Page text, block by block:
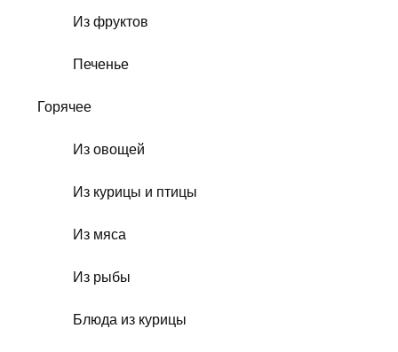
Из фруктов
Печенье
Горячее
Из овощей
Из курицы и птицы
Из мяса
Из рыбы
Блюда из курицы